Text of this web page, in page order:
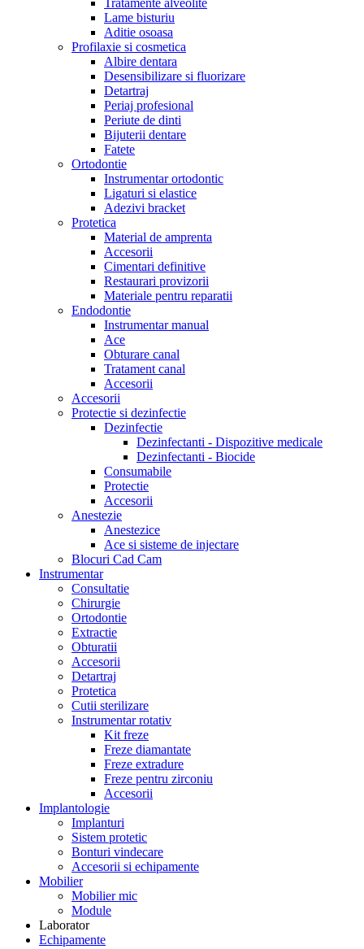
Tratamente alveolite
Lame bisturiu
Aditie osoasa
Profilaxie si cosmetica
Albire dentara
Desensibilizare si fluorizare
Detartraj
Periaj profesional
Periute de dinti
Bijuterii dentare
Fatete
Ortodontie
Instrumentar ortodontic
Ligaturi si elastice
Adezivi bracket
Protetica
Material de amprenta
Accesorii
Cimentari definitive
Restaurari provizorii
Materiale pentru reparatii
Endodontie
Instrumentar manual
Ace
Obturare canal
Tratament canal
Accesorii
Accesorii
Protectie si dezinfectie
Dezinfectie
Dezinfectanti - Dispozitive medicale
Dezinfectanti - Biocide
Consumabile
Protectie
Accesorii
Anestezie
Anestezice
Ace si sisteme de injectare
Blocuri Cad Cam
Instrumentar
Consultatie
Chirurgie
Ortodontie
Extractie
Obturatii
Accesorii
Detartraj
Protetica
Cutii sterilizare
Instrumentar rotativ
Kit freze
Freze diamantate
Freze extradure
Freze pentru zirconiu
Accesorii
Implantologie
Implanturi
Sistem protetic
Bonturi vindecare
Accesorii si echipamente
Mobilier
Mobilier mic
Module
Laborator
Echipamente